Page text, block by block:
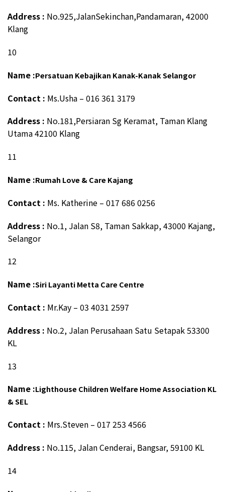
Address : No.925,JalanSekinchan,Pandamaran, 42000
Klang
10
Name :Persatuan Kebajikan Kanak-Kanak Selangor
Contact : Ms.Usha – 016 361 3179
Address : No.181,Persiaran Sg Keramat, Taman Klang
Utama 42100 Klang
11
Name :Rumah Love & Care Kajang
Contact : Ms. Katherine – 017 686 0256
Address : No.1, Jalan S8, Taman Sakkap, 43000 Kajang,
Selangor
12
Name :Siri Layanti Metta Care Centre
Contact : Mr.Kay – 03 4031 2597
Address : No.2, Jalan Perusahaan Satu Setapak 53300
KL
13
Name :Lighthouse Children Welfare Home Association KL
& SEL
Contact : Mrs.Steven – 017 253 4566
Address : No.115, Jalan Cenderai, Bangsar, 59100 KL
14